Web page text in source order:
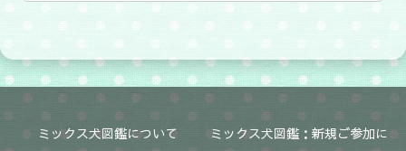
ミックス犬図鑑について
ミックス犬図鑑：新規ご参加に